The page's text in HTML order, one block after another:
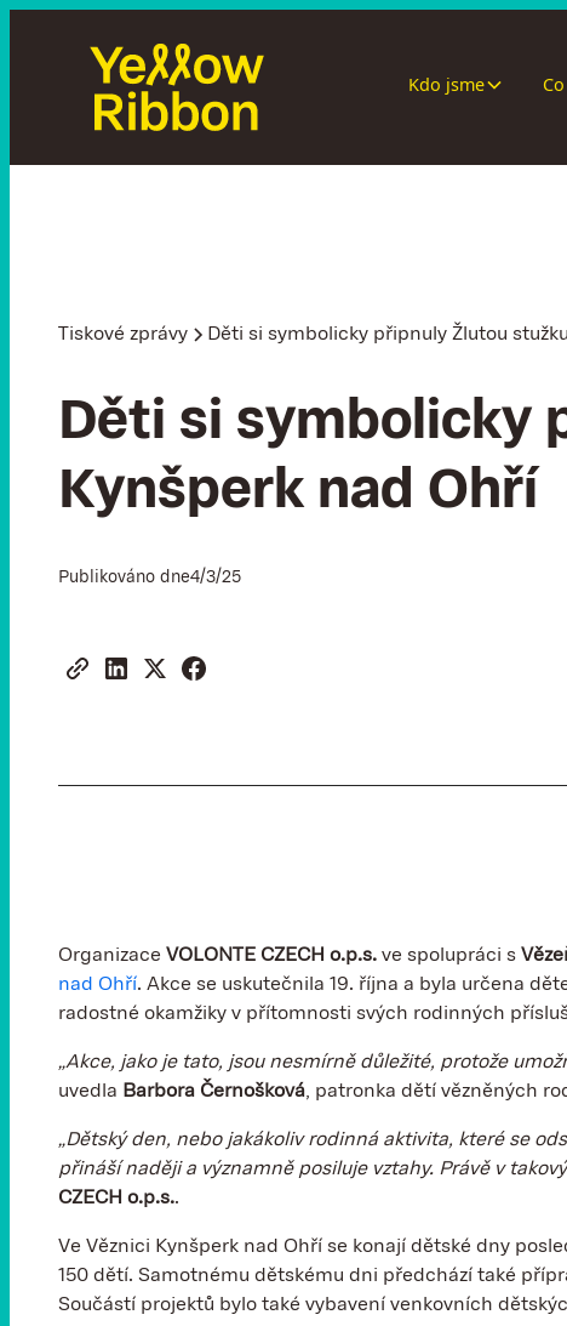
Kdo jsme
Tiskové zprávy Děti si symbolicky připnuly Žlutou
Děti si symbolicky
Kynšperk nad Ohří
Publikováno dne4/3/25
Organizace VOLONTE CZECH o.p.s. ve spolupráci s
nad Ohří. Akce se uskutečnila 19. října a byla určena
radostné okamžiky v přítomnosti svých rodinných
„Akce, jako je tato, jsou nesmírně důležité, protože
uvedla Barbora Černošková, patronka dětí vězněných
„Dětský den, nebo jakákoliv rodinná aktivita, které se
přináší naději a významně posiluje vztahy. Právě v
CZECH o.p.s..
Ve Věznici Kynšperk nad Ohří se konají dětské dny
150 dětí. Samotnému dětskému dni předchází také
Součástí projektů bylo také vybavení venkovních